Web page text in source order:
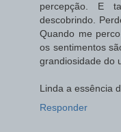
percepção. E
descobrindo.
Quando me
os sentimentos
grandiosidade do
Linda a essência
Responder